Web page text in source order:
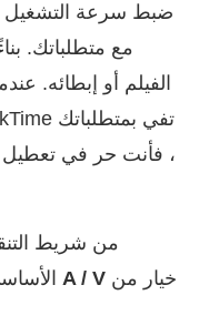
ضبط سرعة التشغيل ،
مع متطلباتك.
الفيلم أو إبطائه.
، فأنت حر في تعطيل
إظهار عناصر التحكم A / V